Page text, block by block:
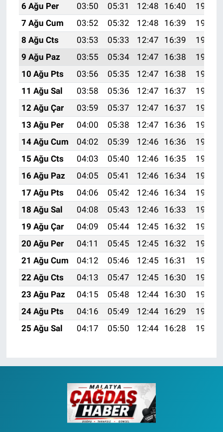
6 Ağu Per
03:50 05:31 12:48 16:40
19:54
7 Ağu Cum
03:52 05:32 12:48 16:39
19:53
8 Ağu Cts
03:53 05:33 12:47 16:39
19:52
9 Ağu Paz
03:55 05:34 12:47 16:38
19:51
10 Ağu Pts
03:56 05:35 12:47 16:38
19:49
11 Ağu Sal
03:58 05:36 12:47 16:37
19:48
12 Ağu Çar
03:59 05:37 12:47 16:37
19:47
13 Ağu Per
04:00 05:38 12:47 16:36
19:46
14 Ağu Cum
04:02 05:39 12:46 16:36
19:44
15 Ağu Cts
04:03 05:40 12:46 16:35
19:43
16 Ağu Paz
04:05 05:41 12:46 16:34
19:41
17 Ağu Pts
04:06 05:42 12:46 16:34
19:40
18 Ağu Sal
04:08 05:43 12:46 16:33
19:39
19 Ağu Çar
04:09 05:44 12:45 16:32
19:37
20 Ağu Per
04:11 05:45 12:45 16:32
19:36
21 Ağu Cum
04:12 05:46 12:45 16:31
19:34
22 Ağu Cts
04:13 05:47 12:45 16:30
19:33
23 Ağu Paz
04:15 05:48 12:44 16:30
19:31
24 Ağu Pts
04:16 05:49 12:44 16:29
19:30
25 Ağu Sal
04:17 05:50 12:44 16:28 19:28